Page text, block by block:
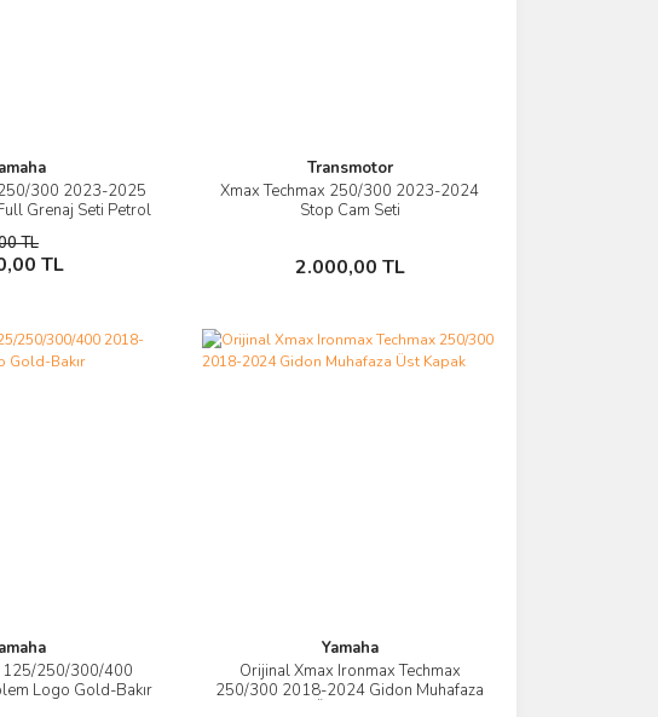
300 2023-2025
Grenaj Seti Petrol
TL
TL
İncele
Ekle
Transmotor
Xmax Techmax 250/300 2023-2024
Stop Cam Seti
2.000,00 TL
İncele
Sepete Ekle
125/250/300/400
Logo Gold-Bakır
İncele
Yamaha
Orijinal Xmax Ironmax Techmax
250/300 2018-2024 Gidon Muhafaza
İncele